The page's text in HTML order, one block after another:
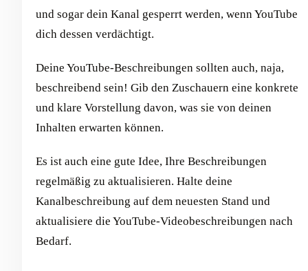
und sogar dein Kanal gesperrt werden, wenn YouTube
dich dessen verdächtigt.
Deine YouTube-Beschreibungen sollten auch, naja,
beschreibend sein! Gib den Zuschauern eine konkrete
und klare Vorstellung davon, was sie von deinen
Inhalten erwarten können.
Es ist auch eine gute Idee, Ihre Beschreibungen
regelmäßig zu aktualisieren. Halte deine
Kanalbeschreibung auf dem neuesten Stand und
aktualisiere die YouTube-Videobeschreibungen nach
Bedarf.